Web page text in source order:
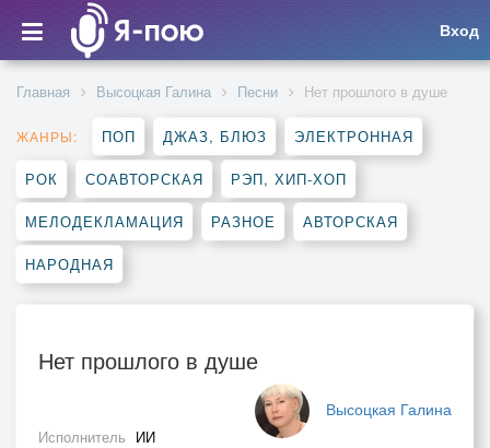
Вход
Главная Высоцкая Галина Песни Нет прошлого в душе
ЖАНРЫ: ПОП ДЖАЗ, БЛЮЗ ЭЛЕКТРОННАЯ
РОК СОАВТОРСКАЯ РЭП, ХИП-ХОП
МЕЛОДЕКЛАМАЦИЯ РАЗНОЕ АВТОРСКАЯ
НАРОДНАЯ
Нет прошлого в душе
Высоцкая Галина
Исполнитель ИИ